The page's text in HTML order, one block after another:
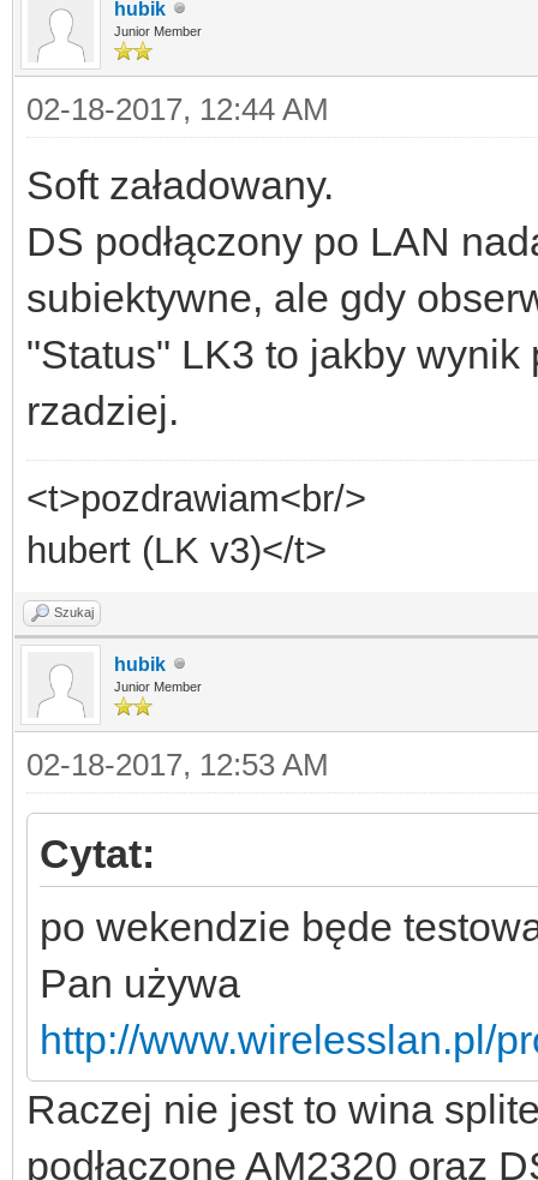
hubik
Junior Member
02-18-2017, 12:44 AM
Soft załadowany.
DS podłączony po LAN
subiektywne, ale gdy
"Status" LK3 to jakby wynik
rzadziej.
<t>pozdrawiam<br/>
hubert (LK v3)</t>
Szukaj
hubik
Junior Member
02-18-2017, 12:53 AM
Cytat:
po wekendzie będe
Pan używa
http://www.wirelesslan.pl/
Raczej nie jest to wina
podłączone AM2320 oraz